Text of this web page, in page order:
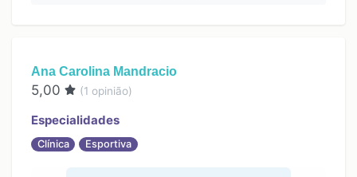
14:00
Ana Carolina Mandracio
5,00 (1 opinião)
Especialidades
Clínica Esportiva